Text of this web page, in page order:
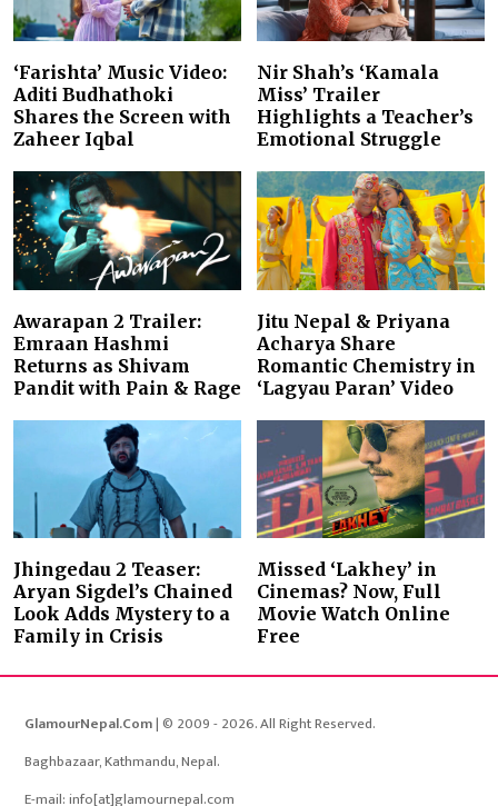
‘Farishta’ Music Video:
Aditi Budhathoki
Shares the Screen with
Zaheer Iqbal
Nir Shah’s ‘Kamala
Miss’ Trailer
Highlights a Teacher’s
Emotional Struggle
Awarapan 2 Trailer:
Emraan Hashmi
Returns as Shivam
Pandit with Pain & Rage
Jitu Nepal & Priyana
Acharya Share
Romantic Chemistry in
‘Lagyau Paran’ Video
Jhingedau 2 Teaser:
Aryan Sigdel’s Chained
Look Adds Mystery to a
Family in Crisis
Missed ‘Lakhey’ in
Cinemas? Now, Full
Movie Watch Online
Free
GlamourNepal.Com| © 2009 - 2026. All Right Reserved.
Baghbazaar, Kathmandu, Nepal.
E-mail: info[at]glamournepal.com